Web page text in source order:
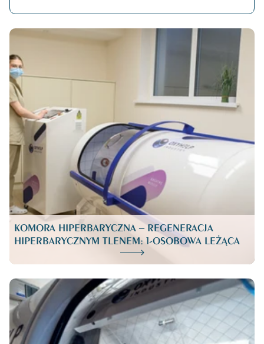
KOMORA HIPERBARYCZNA – REGENERACJA
HIPERBARYCZNYM TLENEM: 1-OSOBOWA LEŻĄCA